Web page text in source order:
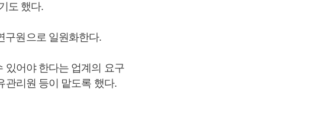
도 했다.
구원으로 일원화한다.
있어야 한다는 업계의 요구
관리원 등이 맡도록 했다.